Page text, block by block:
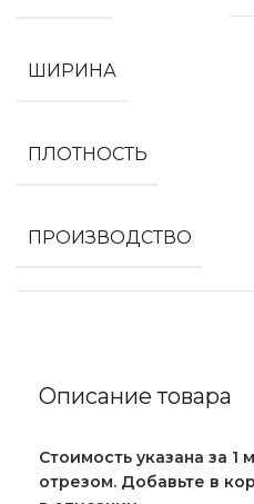
Описание товара
Стоимость указана за 1
отрезом. Добавьте в
ШИРИНА
ПЛОТНОСТЬ
ПРОИЗВОДСТВО